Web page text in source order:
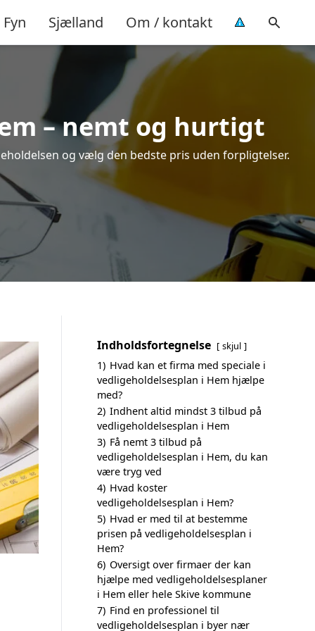
Fyn Sjælland Om / kontakt
– nemt og hurtigt
og vælg den bedste pris uden forpligtelser.
Indholdsfortegnelse skjul
1) Hvad kan et firma med speciale i
vedligeholdelsesplan i Hem hjælpe
med?
2) Indhent altid mindst 3 tilbud på
vedligeholdelsesplan i Hem
3) Få nemt 3 tilbud på
vedligeholdelsesplan i Hem, du kan
være tryg ved
4) Hvad koster
vedligeholdelsesplan i Hem?
5) Hvad er med til at bestemme
prisen på vedligeholdelsesplan i
Hem?
6) Oversigt over firmaer der kan
hjælpe med vedligeholdelsesplaner
i Hem eller hele Skive kommune
7) Find en professionel til
vedligeholdelsesplan i byer nær